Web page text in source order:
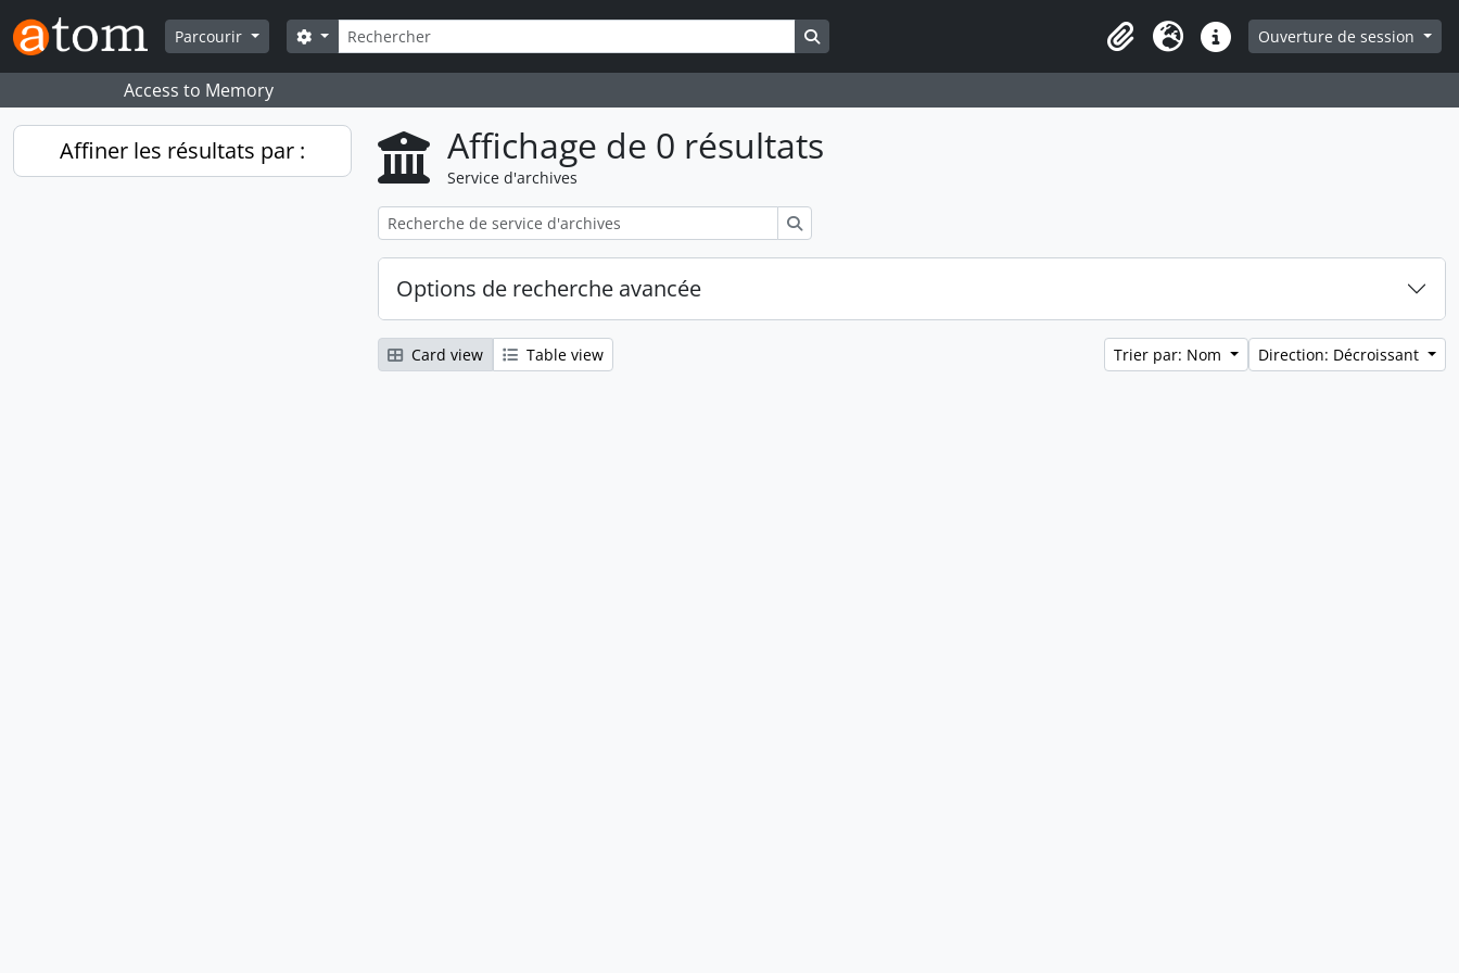
Skip to main content
Parcourir
Rechercher
Search options
Presse-papier
LangueLiens rapidesOuverture de session
Access to Memory
Affiner les résultats par : Affichage de 0 résultats
Service d'archives
Options de recherche avancée
Card view Table view Trier par: Nom Direction: Décroissant